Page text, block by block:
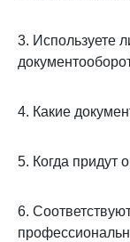
3. Используете
4. Какие
5. Когда придут
6.